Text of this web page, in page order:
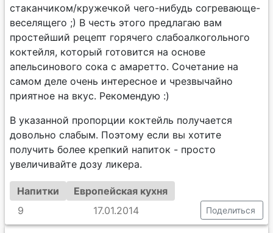
стаканчиком/кружечкой чего-нибудь согревающе-
веселящего ;) В честь этого предлагаю вам
простейший рецепт горячего слабоалкогольного
коктейля, который готовится на основе
апельсинового сока с амаретто. Сочетание на
самом деле очень интересное и чрезвычайно
приятное на вкус. Рекомендую :)
В указанной пропорции коктейль получается
довольно слабым. Поэтому если вы хотите
получить более крепкий напиток - просто
увеличивайте дозу ликера.
Напитки
Европейская кухня
9
17.01.2014 Поделиться